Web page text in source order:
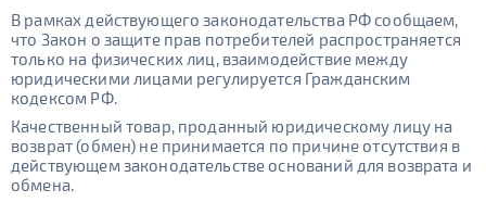
В рамках действующего законодательства РФ сообщаем,
что Закон о защите прав потребителей распространяется
только на физических лиц, взаимодействие между
юридическими лицами регулируется Гражданским
кодексом РФ.
Качественный товар, проданный юридическому лицу на
возврат (обмен) не принимается по причине отсутствия в
действующем законодательстве оснований для возврата и
обмена.